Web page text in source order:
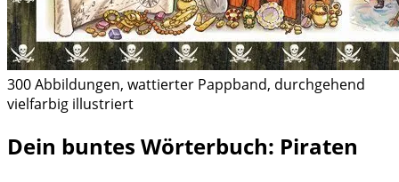
300 Abbildungen, wattierter Pappband, durchgehend
vielfarbig illustriert
Dein buntes Wörterbuch: Piraten